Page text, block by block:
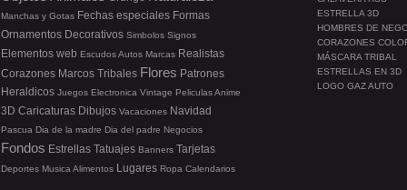
ESTRELLA 3D
HOMBRES DE
CORAZONES
MÁSCARA TRIBAL
ESTRELLAS EN 3D
LOGO GAZ AUTO
Manchas y Gotas Fechas especiales Formas
Ornamentos Decorativos Simbolos Signos
Elementos web EscudosAutos Marcas Realistas
Corazones Marcos Tribales Flores Patrones
Heraldicos Juegos Electronica Vintage PeliculasAnime
3D Caricaturas Dibujos Vacaciones Navidad
Pascua Dia de la madre Dia del padre Negocios
Fondos Estrellas Tatuajes Banners Tarjetas
Deportes Musica Alimentos Lugares Ropa Calendarios